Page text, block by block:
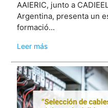
AAIERIC, junto a
Argentina, presenta un
formació...
Leer más